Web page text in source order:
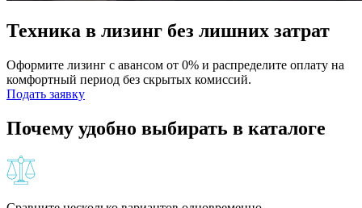
Техника в лизинг без лишних затрат
Оформите лизинг с авансом от 0% и распределите оплату на
комфортный период без скрытых комиссий.
Подать заявку
Почему удобно выбирать в каталоге